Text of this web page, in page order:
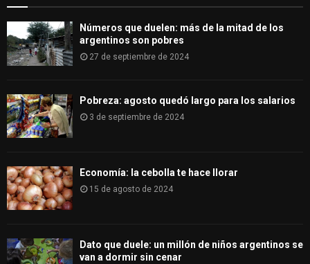
H
Números que duelen: más de la mitad de los
argentinos son pobres
27 de septiembre de 2024
Pobreza: agosto quedó largo para los salarios
3 de septiembre de 2024
Economía: la cebolla te hace llorar
15 de agosto de 2024
Dato que duele: un millón de niños argentinos se
van a dormir sin cenar